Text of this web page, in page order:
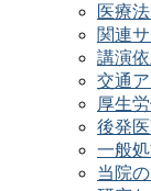
医療
関連
講演
交通
厚生
後発
一般
当院